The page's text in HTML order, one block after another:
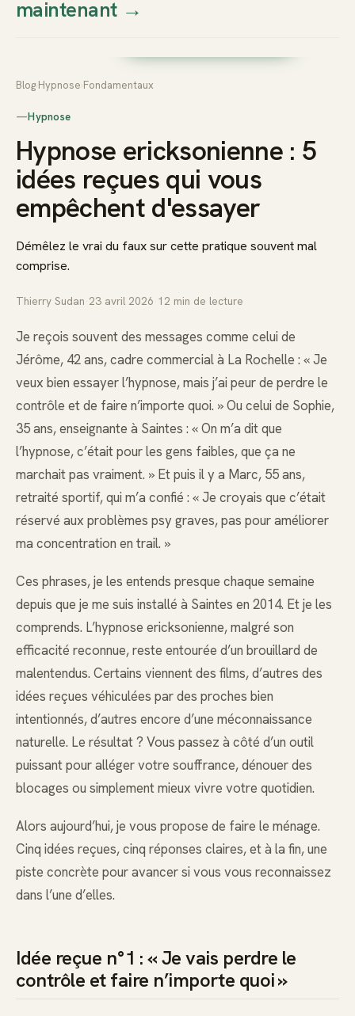
Thierry
Prendre rendez-vous dès
maintenant→
Blog Hypnose Fondamentaux
—Hypnose
Hypnose ericksonienne : 5
idées reçues qui vous
empêchent d'essayer
Démêlez le vrai du faux sur cette pratique souvent mal
comprise.
Thierry Sudan 23 avril 2026 12 min de lecture
Je reçois souvent des messages comme celui de
Jérôme, 42 ans, cadre commercial à La Rochelle : « Je
veux bien essayer l’hypnose, mais j’ai peur de perdre le
contrôle et de faire n’importe quoi. » Ou celui de Sophie,
35 ans, enseignante à Saintes : « On m’a dit que
l’hypnose, c’était pour les gens faibles, que ça ne
marchait pas vraiment. » Et puis il y a Marc, 55 ans,
retraité sportif, qui m’a confié : « Je croyais que c’était
réservé aux problèmes psy graves, pas pour améliorer
ma concentration en trail. »
Ces phrases, je les entends presque chaque semaine
depuis que je me suis installé à Saintes en 2014. Et je les
comprends. L’hypnose ericksonienne, malgré son
efficacité reconnue, reste entourée d’un brouillard de
malentendus. Certains viennent des films, d’autres des
idées reçues véhiculées par des proches bien
intentionnés, d’autres encore d’une méconnaissance
naturelle. Le résultat ? Vous passez à côté d’un outil
puissant pour alléger votre souffrance, dénouer des
blocages ou simplement mieux vivre votre quotidien.
Alors aujourd’hui, je vous propose de faire le ménage.
Cinq idées reçues, cinq réponses claires, et à la fin, une
piste concrète pour avancer si vous vous reconnaissez
dans l’une d’elles.
Idée reçue n°1 : « Je vais perdre le
contrôle et faire n’importe quoi »